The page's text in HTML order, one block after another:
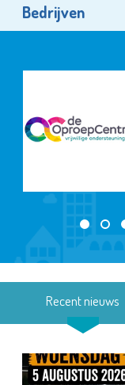
Bedrijven
Recent nieuws